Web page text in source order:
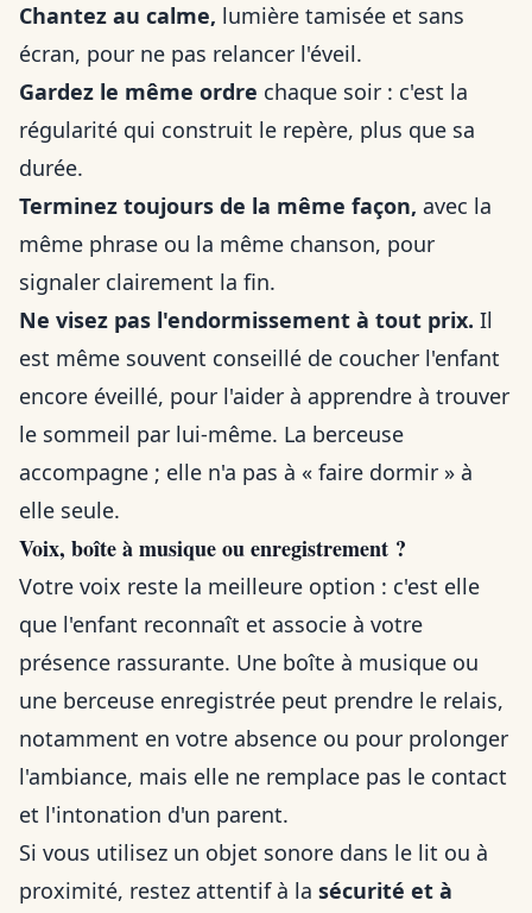
Chantez au calme, lumière tamisée et sans
écran, pour ne pas relancer l'éveil.
Gardez le même ordre chaque soir : c'est la
régularité qui construit le repère, plus que sa
durée.
Terminez toujours de la même façon, avec la
même phrase ou la même chanson, pour
signaler clairement la fin.
Ne visez pas l'endormissement à tout prix. Il
est même souvent conseillé de coucher l'enfant
encore éveillé, pour l'aider à apprendre à trouver
le sommeil par lui-même. La berceuse
accompagne ; elle n'a pas à « faire dormir » à
elle seule.
Voix, boîte à musique ou enregistrement ?
Votre voix reste la meilleure option : c'est elle
que l'enfant reconnaît et associe à votre
présence rassurante. Une boîte à musique ou
une berceuse enregistrée peut prendre le relais,
notamment en votre absence ou pour prolonger
l'ambiance, mais elle ne remplace pas le contact
et l'intonation d'un parent.
Si vous utilisez un objet sonore dans le lit ou à
proximité, restez attentif à la sécurité et à